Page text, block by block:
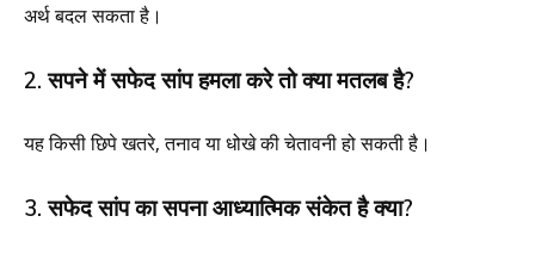
अर्थ बदल सकता है।
2. सपने में सफेद सांप हमला करे तो क्या मतलब है?
यह किसी छिपे खतरे, तनाव या धोखे की चेतावनी हो सकती है।
3. सफेद सांप का सपना आध्यात्मिक संकेत है क्या?